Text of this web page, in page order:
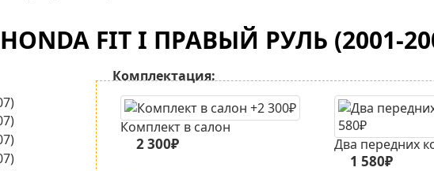
FIT I ПРАВЫЙ РУЛЬ (2001-
Комплектация:
Комплект в салон
2 300₽ Два передних
1 580₽